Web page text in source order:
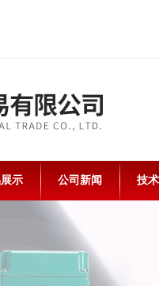
示 公司新闻 技